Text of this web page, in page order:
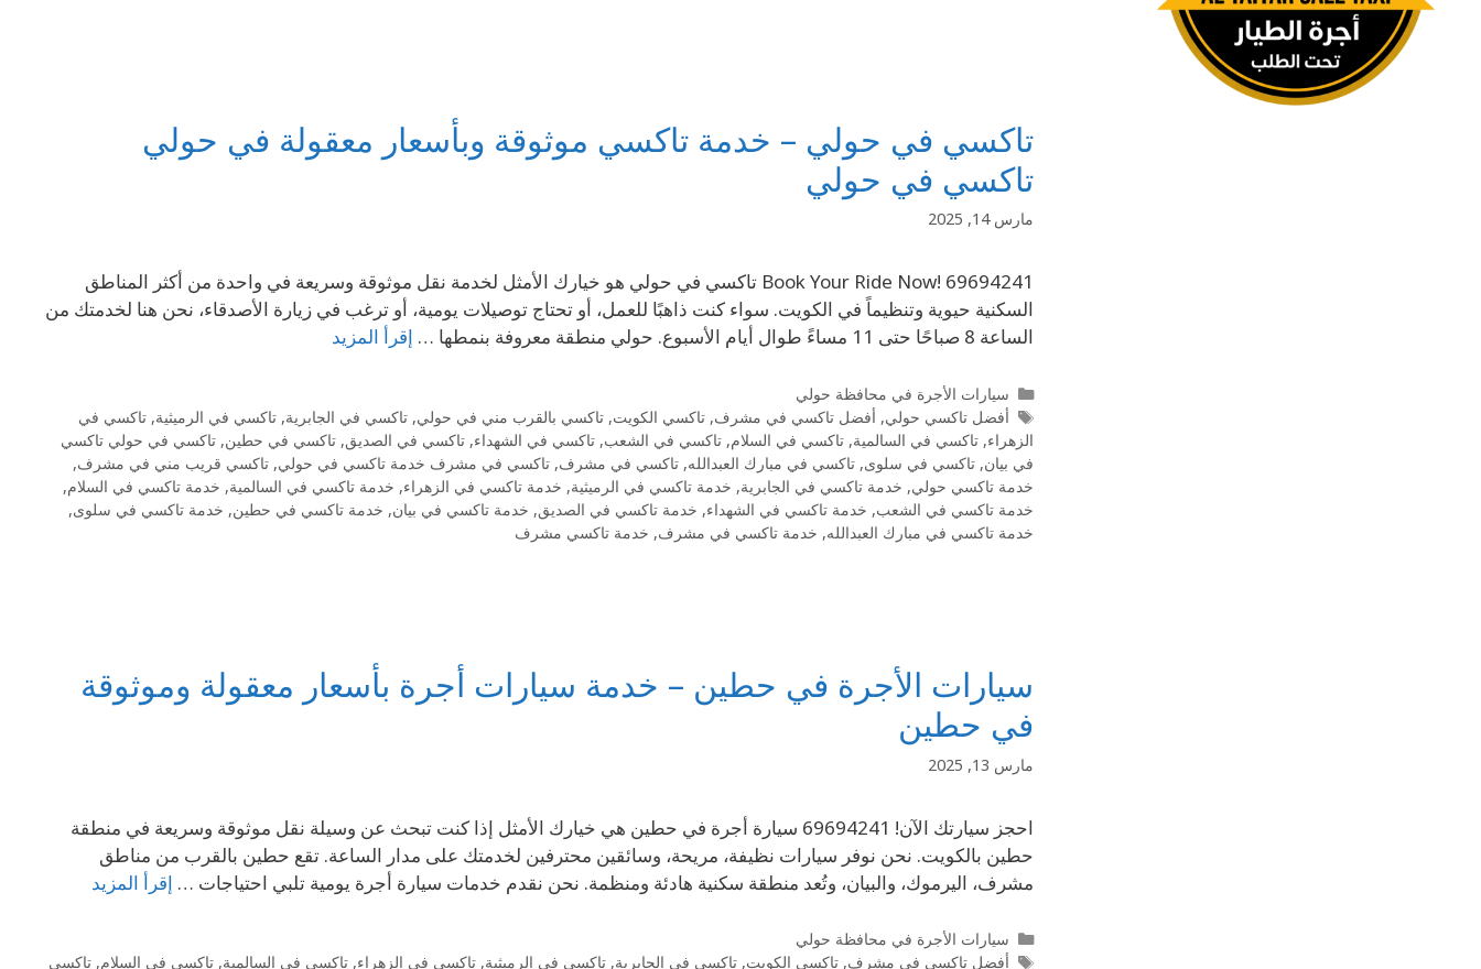
تاكسي في حولي – خدمة تاكسي موثوقة وبأسعار معقولة في حولي
تاكسي في حولي
مارس 14, 2025
Book Your Ride Now! 69694241 تاكسي في حولي هو خيارك الأمثل لخدمة نقل موثوقة وسريعة في واحدة من أكثر المناطق
السكنية حيوية وتنظيماً في الكويت. سواء كنت ذاهبًا للعمل، أو تحتاج توصيلات يومية، أو ترغب في زيارة الأصدقاء، نحن هنا لخدمتك من
الساعة 8 صباحًا حتى 11 مساءً طوال أيام الأسبوع. حولي منطقة معروفة بنمطها …
إقرأ المزيد
سيارات الأجرة في محافظة حولي
أفضل تاكسي حولي, أفضل تاكسي في مشرف, تاكسي الكويت, تاكسي بالقرب مني في حولي, تاكسي في الجابرية, تاكسي في الرميثية, تاكسي في
الزهراء, تاكسي في السالمية, تاكسي في السلام, تاكسي في الشعب, تاكسي في الشهداء, تاكسي في الصديق, تاكسي في حطين, تاكسي في حولي تاكسي
في بيان, تاكسي في سلوى, تاكسي في مبارك العبدالله, تاكسي في مشرف, تاكسي في مشرف خدمة تاكسي في حولي, تاكسي قريب مني في مشرف,
خدمة تاكسي حولي, خدمة تاكسي في الجابرية, خدمة تاكسي في الرميثية, خدمة تاكسي في الزهراء, خدمة تاكسي في السالمية, خدمة تاكسي في السلام,
خدمة تاكسي في الشعب, خدمة تاكسي في الشهداء, خدمة تاكسي في الصديق, خدمة تاكسي في بيان, خدمة تاكسي في حطين, خدمة تاكسي في سلوى,
خدمة تاكسي في مبارك العبدالله, خدمة تاكسي في مشرف, خدمة تاكسي مشرف
سيارات الأجرة في حطين – خدمة سيارات أجرة بأسعار معقولة وموثوقة
في حطين
مارس 13, 2025
احجز سيارتك الآن! 69694241 سيارة أجرة في حطين هي خيارك الأمثل إذا كنت تبحث عن وسيلة نقل موثوقة وسريعة في منطقة
حطين بالكويت. نحن نوفر سيارات نظيفة، مريحة، وسائقين محترفين لخدمتك على مدار الساعة. تقع حطين بالقرب من مناطق
مشرف، اليرموك، والبيان، وتُعد منطقة سكنية هادئة ومنظمة. نحن نقدم خدمات سيارة أجرة يومية تلبي احتياجات … إقرأ المزيد
سيارات الأجرة في محافظة حولي
أفضل تاكسي في مشرف, تاكسي الكويت, تاكسي في الجابرية, تاكسي في الرميثية, تاكسي في الزهراء, تاكسي في السالمية, تاكسي في السلام, تاكسي